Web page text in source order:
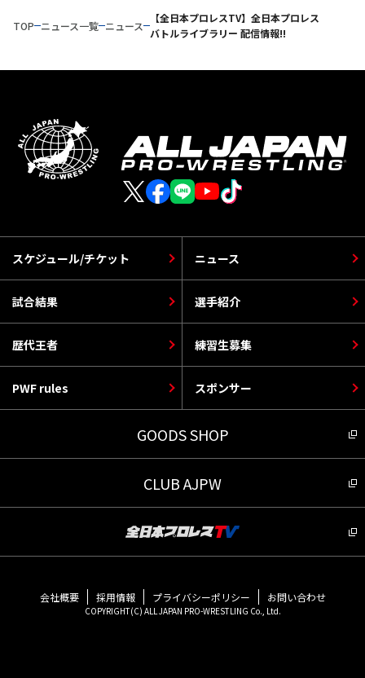
TOP ニュース一覧 ニュース
【全日本プロレスTV】全日本プロレス
バトルライブラリー 配信情報!!
スケジュール/チケット
選手紹介
PWF rules
ニュース
歴代王者
スポンサー
試合結果
練習生募集
GOODS SHOP
CLUB AJPW
会社概要 採用情報 プライバシーポリシー お問い合わせ
COPYRIGHT(C) ALL JAPAN PRO-WRESTLING Co., Ltd.